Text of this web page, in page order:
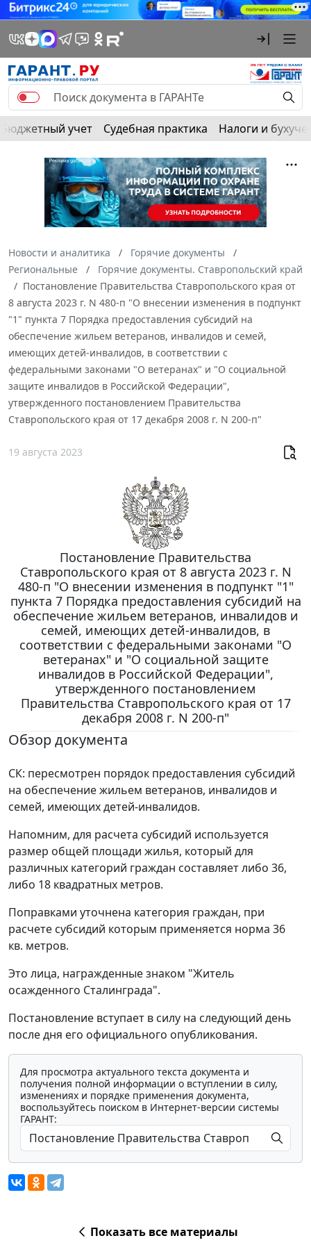
Бюджетный учет Судебная практика Налоги и
Новости и аналитика
Горячие документы
Региональные
Горячие документы. Ставропольский край
Постановление Правительства Ставропольского края от
8 августа 2023 г. N 480-п "О внесении изменения в подпункт
"1" пункта 7 Порядка предоставления субсидий на
обеспечение жильем ветеранов, инвалидов и семей,
имеющих детей-инвалидов, в соответствии с
федеральными законами "О ветеранах" и "О социальной
защите инвалидов в Российской Федерации",
утвержденного постановлением Правительства
Ставропольского края от 17 декабря 2008 г. N 200-п"
19 августа 2023
Постановление Правительства
Ставропольского края от 8 августа 2023 г. N
480-п "О внесении изменения в подпункт "1"
пункта 7 Порядка предоставления субсидий на
обеспечение жильем ветеранов, инвалидов и
семей, имеющих детей-инвалидов, в
соответствии с федеральными законами "О
ветеранах" и "О социальной защите
инвалидов в Российской Федерации",
утвержденного постановлением
Правительства Ставропольского края от 17
декабря 2008 г. N 200-п"
Обзор документа
СК: пересмотрен порядок предоставления субсидий
на обеспечение жильем ветеранов, инвалидов и
семей, имеющих детей-инвалидов.
Напомним, для расчета субсидий используется
размер общей площади жилья, который для
различных категорий граждан составляет либо 36,
либо 18 квадратных метров.
Поправками уточнена категория граждан, при
расчете субсидий которым применяется норма 36
кв. метров.
Это лица, награжденные знаком "Житель
осажденного Сталинграда".
Постановление вступает в силу на следующий день
после дня его официального опубликования.
Для просмотра актуального текста документа и
получения полной информации о вступлении в силу,
изменениях и порядке применения документа,
воспользуйтесь поиском в Интернет-версии системы
ГАРАНТ:
Показать все материалы